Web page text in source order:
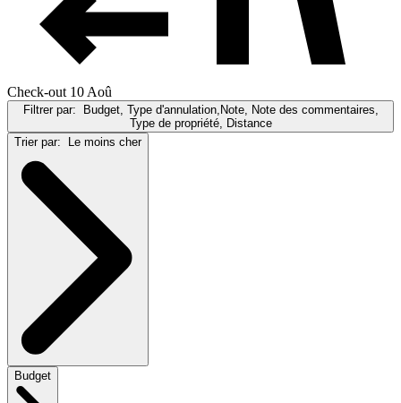
Check-out 10 Aoû
Filtrer par:
Budget, Type d'annulation,Note, Note des commentaires,
Type de propriété, Distance
Trier par:
Le moins cher
Budget